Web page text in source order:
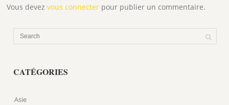
Vous devezvous connecter pour publier un commentaire.
CATÉGORIES
Asie